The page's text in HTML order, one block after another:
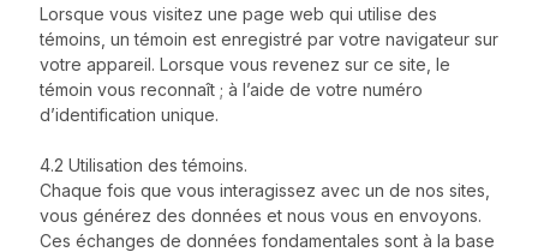
Lorsque vous visitez une page web qui utilise des
témoins, un témoin est enregistré par votre navigateur sur
votre appareil. Lorsque vous revenez sur ce site, le
témoin vous reconnaît ; à l’aide de votre numéro
d’identification unique.
4.2 Utilisation des témoins.
Chaque fois que vous interagissez avec un de nos sites,
vous générez des données et nous vous en envoyons.
Ces échanges de données fondamentales sont à la base